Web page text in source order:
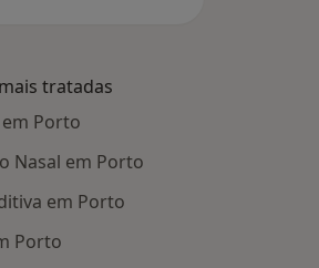
tratadas
Porto
Nasal em Porto
em Porto
Porto